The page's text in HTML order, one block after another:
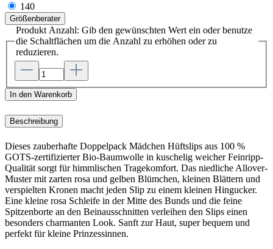
140
Größenberater
Produkt Anzahl: Gib den gewünschten Wert ein oder benutze
die Schaltflächen um die Anzahl zu erhöhen oder zu
reduzieren.
In den Warenkorb
Beschreibung
Dieses zauberhafte Doppelpack Mädchen Hüftslips aus 100 %
GOTS-zertifizierter Bio-Baumwolle in kuschelig weicher Feinripp-
Qualität sorgt für himmlischen Tragekomfort. Das niedliche Allover-
Muster mit zarten rosa und gelben Blümchen, kleinen Blättern und
verspielten Kronen macht jeden Slip zu einem kleinen Hingucker.
Eine kleine rosa Schleife in der Mitte des Bunds und die feine
Spitzenborte an den Beinausschnitten verleihen den Slips einen
besonders charmanten Look. Sanft zur Haut, super bequem und
perfekt für kleine Prinzessinnen.